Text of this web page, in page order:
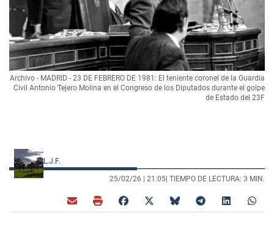
Archivo - MADRID - 23 DE FEBRERO DE 1981: El teniente coronel de la Guardia
Civil Antonio Tejero Molina en el Congreso de los Diputados durante el golpe
de Estado del 23F
L.J.F.
25/02/26 | 21:05 | TIEMPO DE LECTURA: 3 MIN.